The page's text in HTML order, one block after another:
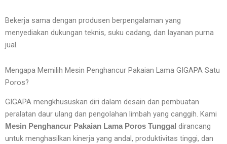
Bekerja sama dengan produsen berpengalaman yang
menyediakan dukungan teknis, suku cadang, dan layanan purna
jual.
Mengapa Memilih Mesin Penghancur Pakaian Lama GIGAPA Satu
Poros?
GIGAPA mengkhususkan diri dalam desain dan pembuatan
peralatan daur ulang dan pengolahan limbah yang canggih. Kami
Mesin Penghancur Pakaian Lama Poros Tunggal dirancang
untuk menghasilkan kinerja yang andal, produktivitas tinggi, dan